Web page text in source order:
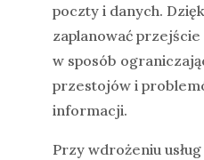
poczty i danych.
zaplanować
w sposób
przestojów i
informacji.
Przy wdrożeniu